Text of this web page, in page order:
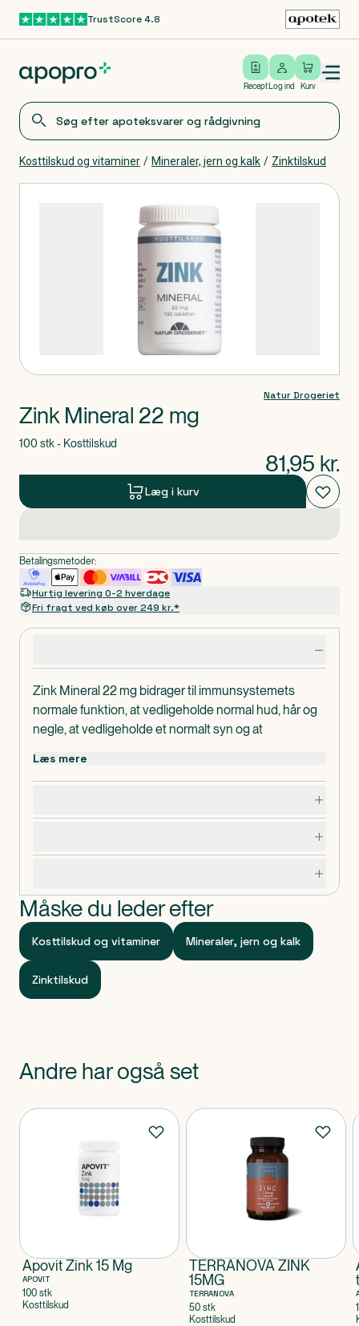
Gå til hovedindholdTrustScore 4.8
Recept
Log ind
Log ind Kurv
Open/close menu
Kosttilskud og vitaminer / Mineraler, jern og kalk / Zinktilskud
Zink Mineral 22 mg bidrager til immunsystemets
normale funktion, at vedligeholde normal hud, hår og
negle, at vedligeholde et normalt syn og at
Dispenseringsform
Tabletter.
Læs mere
Måske du leder efter
Kosttilskud og vitaminer Mineraler, jern og kalk
Zinktilskud
Natur Drogeriet
Zink Mineral 22 mg
100 stk - Kosttilskud
81,95 kr.
Læg i kurv
Betalingsmetoder:
Hurtig levering 0-2 hverdage
Fri fragt ved køb over 249 kr.*
Andre har også set
Produkter
Apovit Zink 15 Mg
APOVIT
100 stk
Kosttilskud
TERRANOVA ZINK
15MG
TERRANOVA
50 stk
Kosttilskud